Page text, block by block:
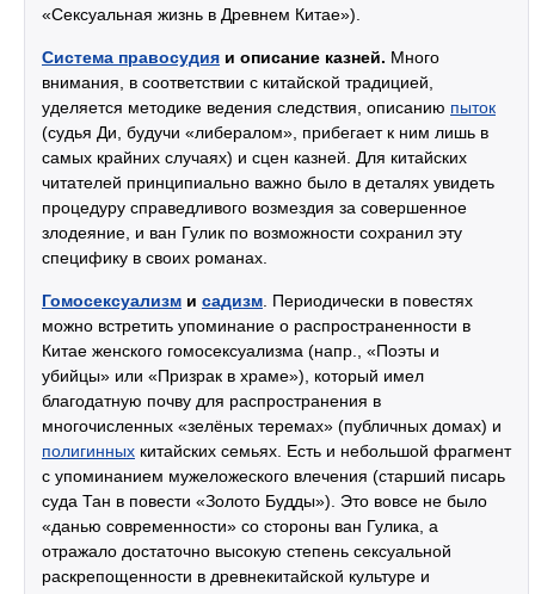
«Сексуальная жизнь в Древнем Китае»).
Система правосудия и описание казней. Много
внимания, в соответствии с китайской традицией,
уделяется методике ведения следствия, описанию пыток
(судья Ди, будучи «либералом», прибегает к ним лишь в
самых крайних случаях) и сцен казней. Для китайских
читателей принципиально важно было в деталях увидеть
процедуру справедливого возмездия за совершенное
злодеяние, и ван Гулик по возможности сохранил эту
специфику в своих романах.
Гомосексуализм и садизм . Периодически в повестях
можно встретить упоминание о распространенности в
Китае женского гомосексуализма (напр., «Поэты и
убийцы» или «Призрак в храме»), который имел
благодатную почву для распространения в
многочисленных «зелёных теремах» (публичных домах) и
полигинных китайских семьях. Есть и небольшой фрагмент
с упоминанием мужеложеского влечения (старший писарь
суда Тан в повести «Золото Будды»). Это вовсе не было
«данью современности» со стороны ван Гулика, а
отражало достаточно высокую степень сексуальной
раскрепощенности в древнекитайской культуре и